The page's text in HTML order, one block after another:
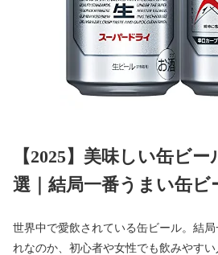
【2025】美味しい缶ビ
選｜結局一番うまい缶ビ
世界中で愛飲されている缶ビール。結
れなのか、初心者や女性でも飲みやす